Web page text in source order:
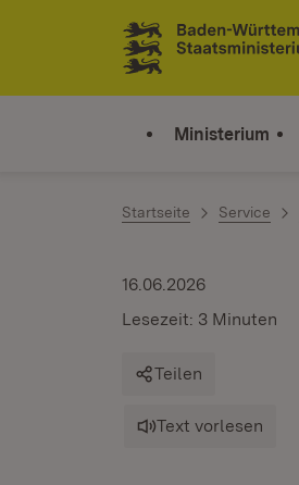
Zum Inhalt springen
Link zur Startseite
Ministerium
Startseite Service
16.06.2026
Lesezeit: 3 Minuten
Teilen
Text vorlesen